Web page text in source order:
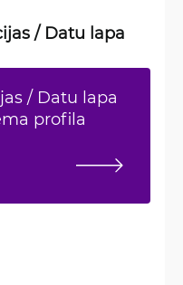
/ Datu lapa
/ Datu lapa
profila